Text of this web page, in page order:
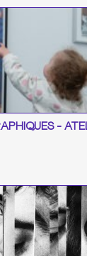
-